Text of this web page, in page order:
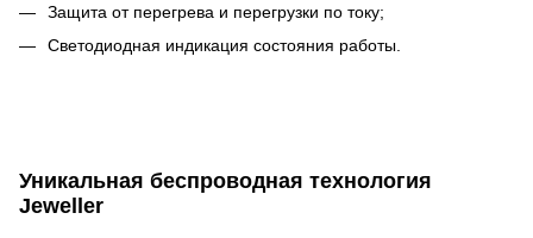
Защита от перегрева и перегрузки по току;
Светодиодная индикация состояния работы.
Уникальная беспроводная технология
Jeweller